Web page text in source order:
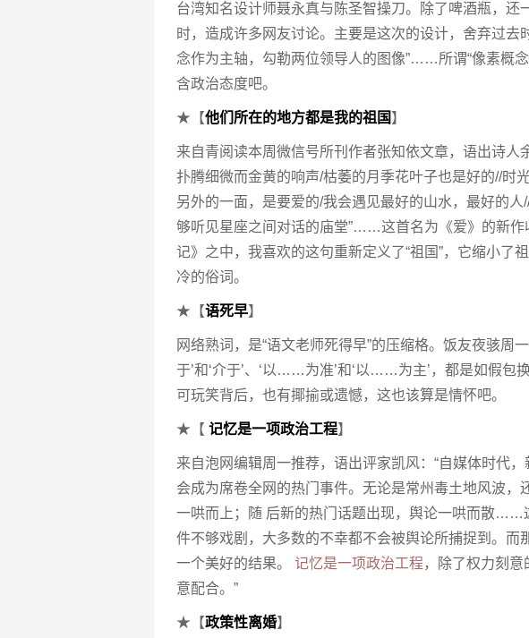
台湾知名设计师聂永真与陈圣智操刀。除了啤酒瓶，还
时，造成许多网友讨论。主要是这次的设计，舍弃过
念作为主轴，勾勒两位领导人的图像”……所谓“像素概
含政治态度吧。
★【他们所在的地方都是我的祖国 】
来自青阅读本周微信号所刊作者张知依文章，语出诗人
扑腾细微而金黄的响声/枯萎的月季花叶子也是好的//时
另外的一面，是要爱的/我会遇见最好的山水，最好的人
够听见星座之间对话的庙堂”……这首名为《爱》的新作
记》之中，我喜欢的这句重新定义了“祖国”，它缩小了
冷的俗词。
★【语死早】
网络熟词，是“语文老师死得早”的压缩格。饭友夜骇周
于’和‘介于’、‘以……为准’和‘以……为主’，都是如假包
可玩笑背后，也有揶揄或遗憾，这也该算是情怀吧。
★【 记忆是一项政治工程】
来自泡网编辑周一推荐，语出评家凯风：“自媒体时代
会成为席卷全网的热门事件。无论是常州毒土地风波，
一哄而上；随 后新的热门话题出现，舆论一哄而散……
件不够戏剧，大多数的不幸都不会被舆论所捕捉到。而
一个美好的结果。 记忆是一项政治工程 ，除了权力刻
意配合。”
★【政策性离婚】